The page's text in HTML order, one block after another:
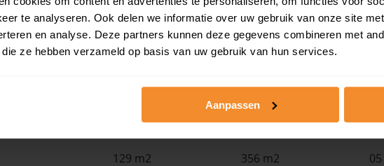
te analyseren. Ook delen we informatie over uw gebruik van onze site
en analyse. Deze partners kunnen deze gegevens combineren met
ze hebben verzameld op basis van uw gebruik van hun services.
Aanpassen
142 m2 267 m2
140 m2
129 m2 356 m2